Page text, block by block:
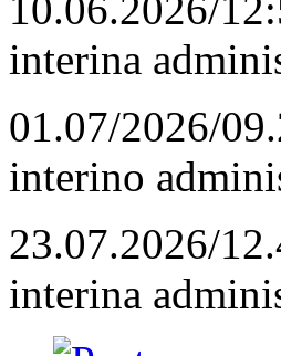
10.06.2026/
interina
01.07/2026/
interino
23.07.2026/
interina